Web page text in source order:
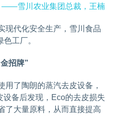
——雪川农业集团总裁，王楠
现代化安全生产，雪川食品
工厂。
招牌”
用了陶朗的蒸汽去皮设备，
备后发现，Eco的去皮损失
了大量原料，从而直接提高